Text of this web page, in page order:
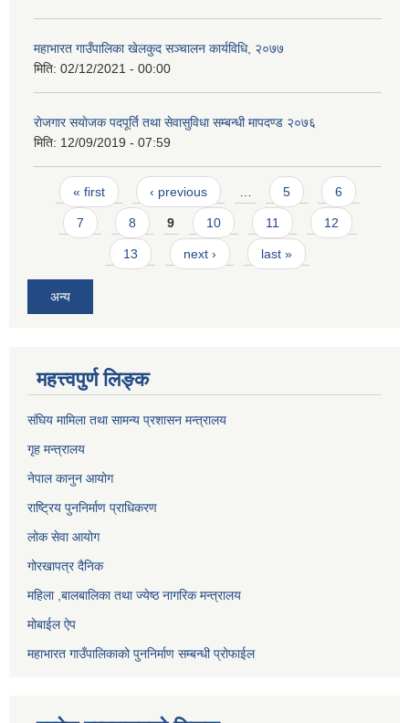
महाभारत गाउँपालिका खेलकुद सञ्चालन कार्यविधि, २०७७
मिति: 02/12/2021 - 00:00
राेजगार स‌याेजक पदपूर्ति तथा सेवासुविधा सम्बन्धी मापदण्ड २०७६
मिति: 12/09/2019 - 07:59
Pages
« first ‹ previous 5 6
7 8 9 10 11 12
13 next › last »
अन्य
महत्त्वपुर्ण लिङ्क
संघिय मामिला तथा सामन्य प्रशासन मन्त्रालय
गृह मन्त्रालय
नेपाल कानुन आयोग
राष्ट्रिय पुननिर्माण प्राधिकरण
लोक सेवा आयोग
गोरखापत्र दैनिक
महिला ,बालबालिका तथा ज्येष्ठ नागरिक मन्त्रालय
मोबाईल ऐप
महाभारत गाउँपालिकाको पुननिर्माण सम्बन्धी प्रोफाईल